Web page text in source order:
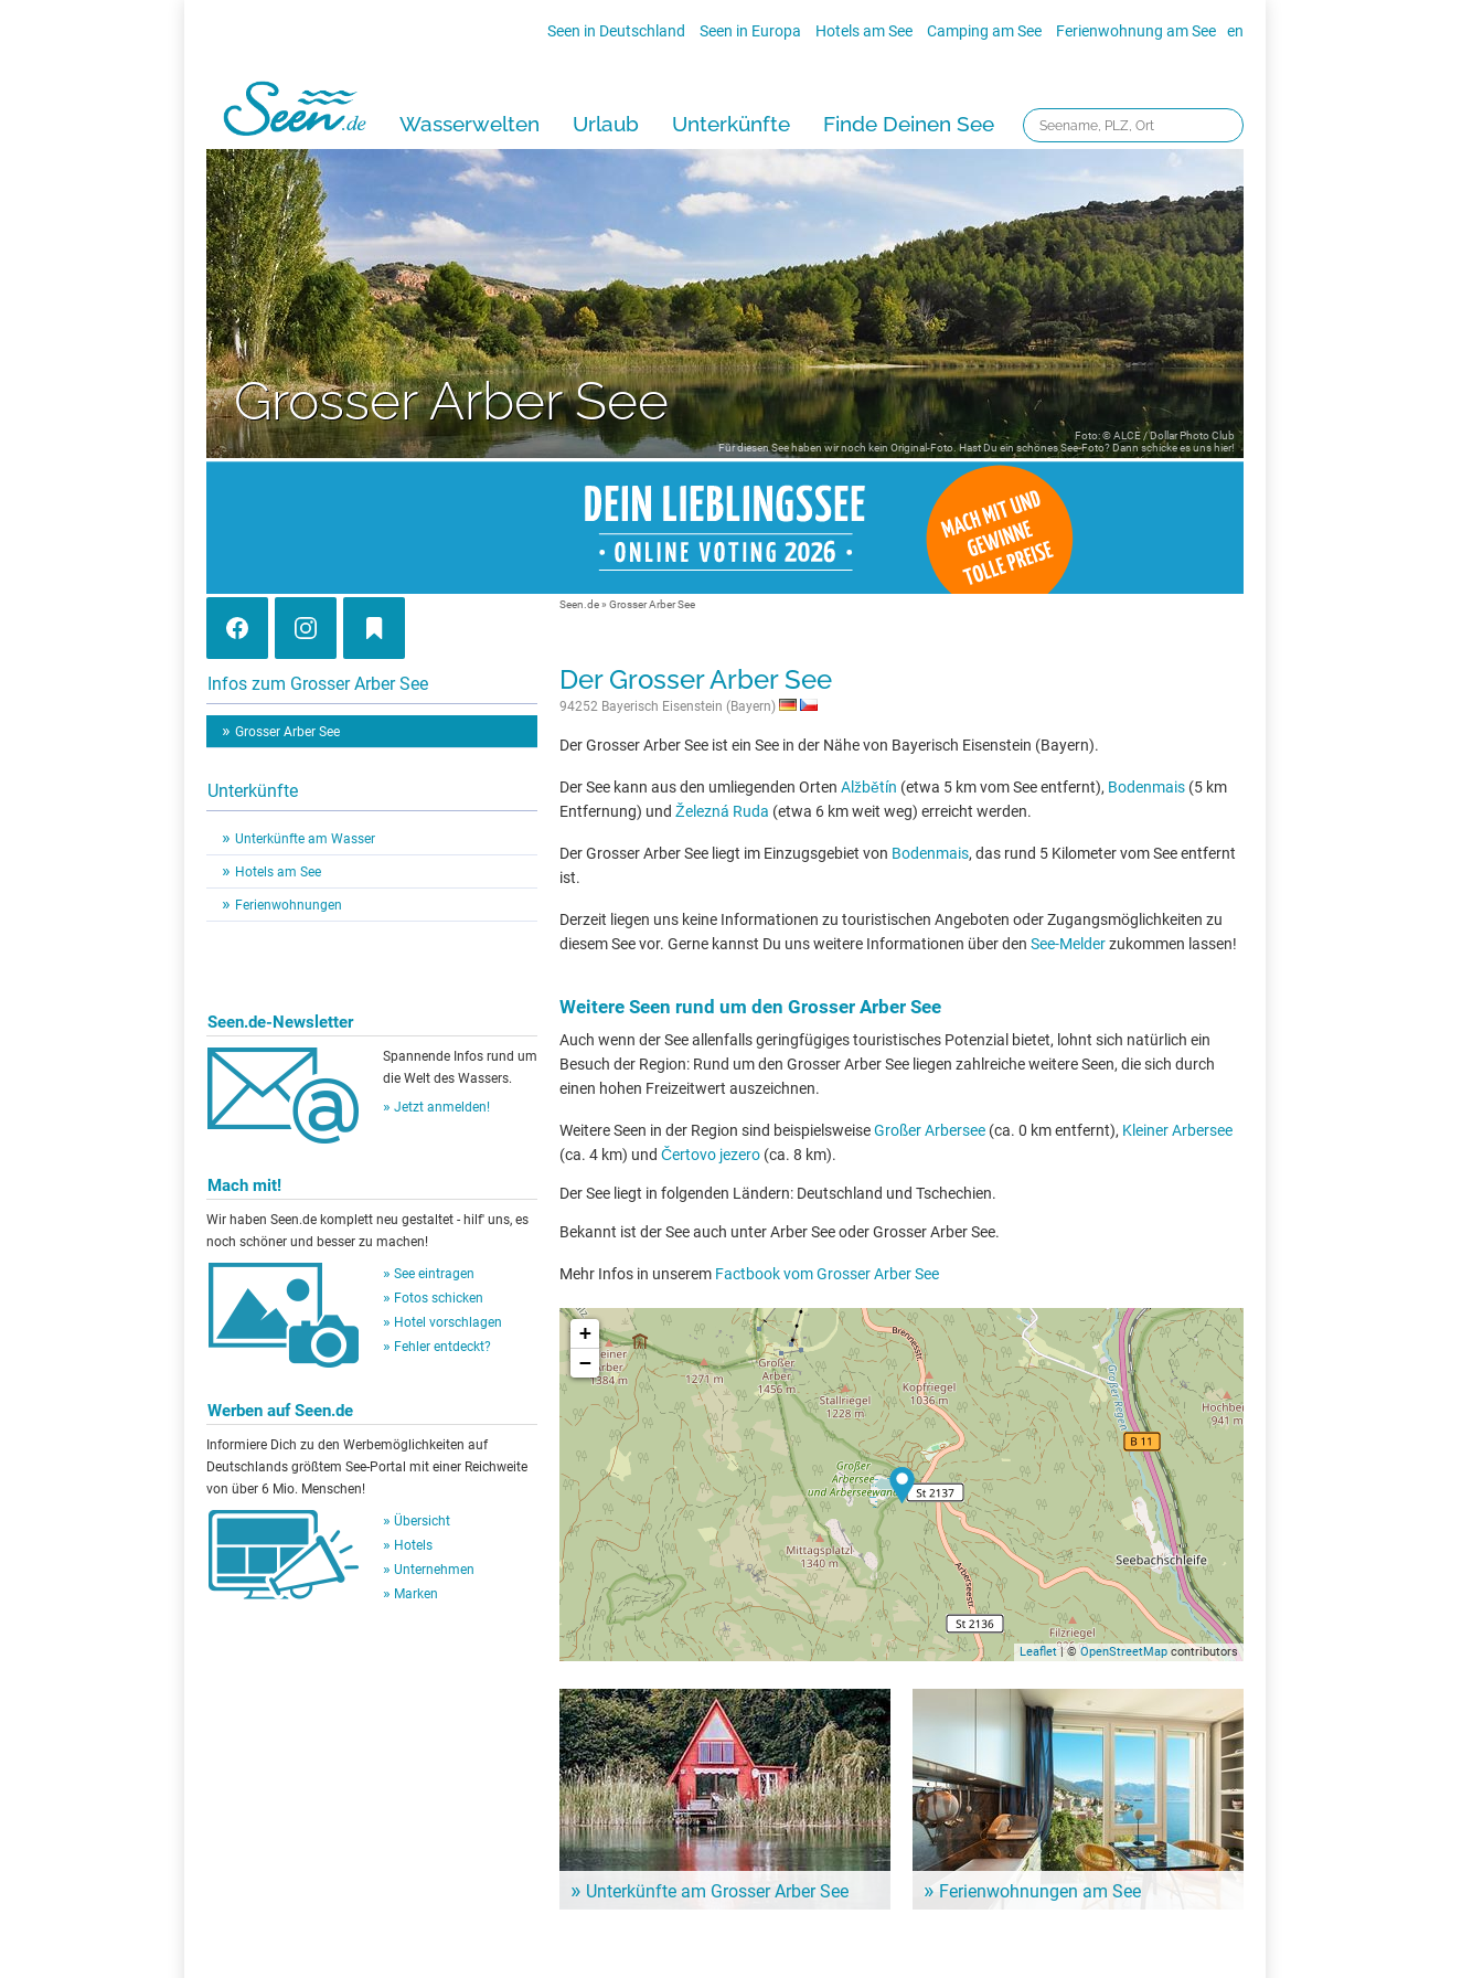
Seen in Deutschland Seen in Europa Hotels am See Camping am See Ferienwohnung am See en
Wasserwelten Urlaub Unterkünfte Finde Deinen See
Grosser Arber See
Foto: © ALCE / Dollar Photo Club
Für diesen See haben wir noch kein Original-Foto. Hast Du ein schönes See-Foto? Dann schicke es uns hier!
Infos zum Grosser Arber See
Grosser Arber See
Unterkünfte
Unterkünfte am Wasser
Hotels am See
Ferienwohnungen
Seen.de-Newsletter
Spannende Infos rund um
die Welt des Wassers.
Jetzt anmelden!
Mach mit!
Wir haben Seen.de komplett neu gestaltet - hilf' uns, es
noch schöner und besser zu machen!
See eintragen
Fotos schicken
Hotel vorschlagen
Fehler entdeckt?
Werben auf Seen.de
Informiere Dich zu den Werbemöglichkeiten auf
Deutschlands größtem See-Portal mit einer Reichweite
von über 6 Mio. Menschen!
Übersicht
Hotels
Unternehmen
Marken
Seen.de» Grosser Arber See
Der Grosser Arber See
94252 Bayerisch Eisenstein (Bayern)
Der Grosser Arber See ist ein See in der Nähe von Bayerisch Eisenstein (Bayern).
Der See kann aus den umliegenden Orten Alžbětín (etwa 5 km vom See entfernt), Bodenmais (5 km
Entfernung) und Železná Ruda (etwa 6 km weit weg) erreicht werden.
Der Grosser Arber See liegt im Einzugsgebiet von Bodenmais, das rund 5 Kilometer vom See entfernt
ist.
Derzeit liegen uns keine Informationen zu touristischen Angeboten oder Zugangsmöglichkeiten zu
diesem See vor. Gerne kannst Du uns weitere Informationen über den See-Melderzukommen lassen!
Weitere Seen rund um den Grosser Arber See
Auch wenn der See allenfalls geringfügiges touristisches Potenzial bietet, lohnt sich natürlich ein
Besuch der Region: Rund um den Grosser Arber See liegen zahlreiche weitere Seen, die sich durch
einen hohen Freizeitwert auszeichnen.
Weitere Seen in der Region sind beispielsweiseGroßer Arbersee (ca. 0 km entfernt), Kleiner Arbersee
(ca. 4 km) und Čertovo jezero (ca. 8 km).
Der See liegt in folgenden Ländern: Deutschland und Tschechien.
Bekannt ist der See auch unter Arber See oder Grosser Arber See.
Mehr Infos in unserem Factbook vom Grosser Arber See
+
−
Leaflet| ©OpenStreetMap contributors
Unterkünfte am Grosser Arber See Ferienwohnungen am See